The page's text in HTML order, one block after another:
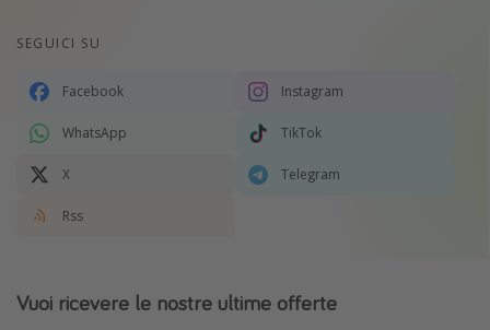
SEGUICI SU
Facebook Instagram
WhatsApp TikTok
X Telegram
Rss
Vuoi ricevere le nostre ultime offerte